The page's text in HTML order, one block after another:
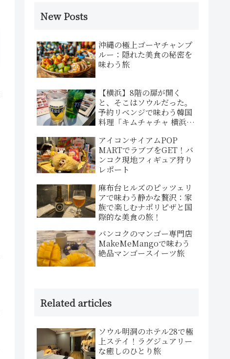
New Posts
沖縄の極上ゴーヤチャンプ
ルー：隠れた美食の秘密を
味わう旅
【横浜】8階の扉が開く
と、そこはソウルだった。
予約リベンジで味わう韓国
料理「キムチャチャ 横浜西
アイコンサイアムPOP
MARTでラブブをGET！バ
ンコク現地フィギュア狩り
レポート
麻布台ヒルズのピッツェリ
アで味わう静かな贅沢：家
族で楽しむナポリピザと国
際的な美食の旅！
バンコクのマンゴー専門店
MakeMeMangoで味わう
絶品マンゴースイーツ旅
Related articles
ソウル明洞のホテル28で極
上ステイ！ラグジュアリー
な癒しのひとり旅